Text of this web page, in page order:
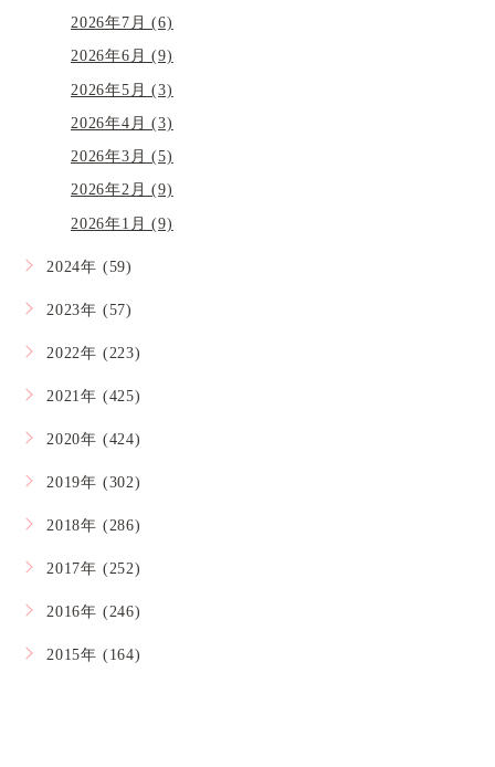
2026年7月 (6)
2026年6月 (9)
2026年5月 (3)
2026年4月 (3)
2026年3月 (5)
2026年2月 (9)
2026年1月 (9)
2024年 (59)
2023年 (57)
2022年 (223)
2021年 (425)
2020年 (424)
2019年 (302)
2018年 (286)
2017年 (252)
2016年 (246)
2015年 (164)